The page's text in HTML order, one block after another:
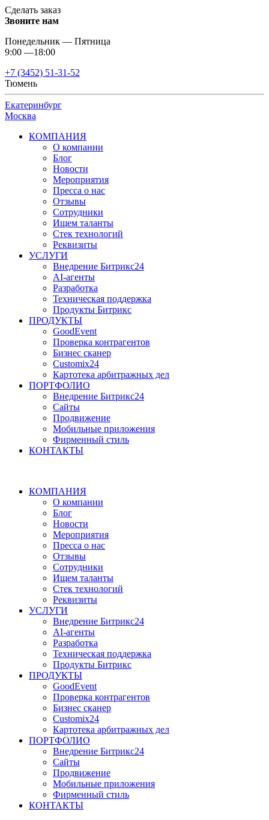
Сделать заказ
Звоните нам
Понедельник — Пятница
9:00 —18:00
+7 (3452) 51-31-52
Тюмень
Екатеринбург
Москва
КОМПАНИЯ
О компании
Блог
Новости
Мероприятия
Пресса о нас
Отзывы
Сотрудники
Ищем таланты
Стек технологий
Реквизиты
УСЛУГИ
Внедрение Битрикс24
AI-агенты
Разработка
Техническая поддержка
Продукты Битрикс
ПРОДУКТЫ
GoodEvent
Проверка контрагентов
Бизнес сканер
Customix24
Картотека арбитражных дел
ПОРТФОЛИО
Внедрение Битрикс24
Сайты
Продвижение
Мобильные приложения
Фирменный стиль
КОНТАКТЫ
КОМПАНИЯ
О компании
Блог
Новости
Мероприятия
Пресса о нас
Отзывы
Сотрудники
Ищем таланты
Стек технологий
Реквизиты
УСЛУГИ
Внедрение Битрикс24
AI-агенты
Разработка
Техническая поддержка
Продукты Битрикс
ПРОДУКТЫ
GoodEvent
Проверка контрагентов
Бизнес сканер
Customix24
Картотека арбитражных дел
ПОРТФОЛИО
Внедрение Битрикс24
Сайты
Продвижение
Мобильные приложения
Фирменный стиль
КОНТАКТЫ